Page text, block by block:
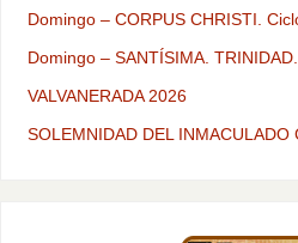
Domingo – CORPUS CHRISTI.
Domingo – SANTÍSIMA.
VALVANERADA 2026
SOLEMNIDAD DEL INMACULADO